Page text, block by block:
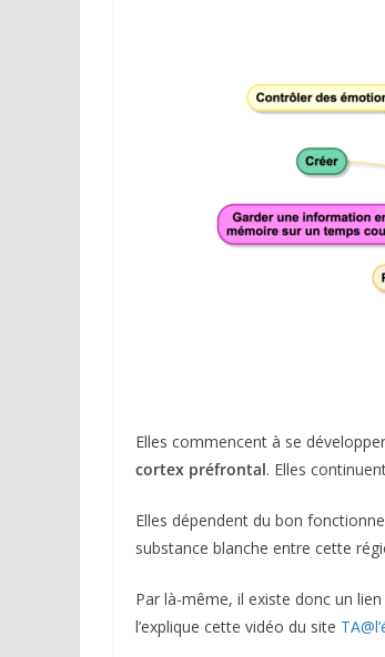
Elles commencent à se
cortex préfrontal. Elles
Elles dépendent du bon
substance blanche entre cette
Par là-même, il existe donc un
l’explique cette vidéo du site